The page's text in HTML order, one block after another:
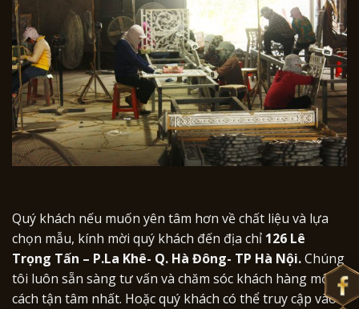
Quý khách nếu muốn yên tâm hơn về chất liệu và lựa
chọn mẫu, kính mời quý khách đến địa chỉ 126 Lê
Trọng Tấn – P.La Khê- Q. Hà Đông- TP Hà Nội.Chúng
tôi luôn sẵn sàng tư vấn và chăm sóc khách hàng một
cách tận tâm nhất. Hoặc quý khách có thể truy cập vào